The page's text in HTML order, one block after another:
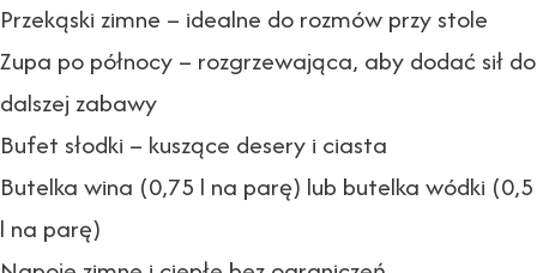
Przekąski zimne – idealne do rozmów przy stole
Zupa po północy – rozgrzewająca, aby dodać sił do
dalszej zabawy
Bufet słodki – kuszące desery i ciasta
Butelka wina (0,75 l na parę) lub butelka wódki (0,5
l na parę)